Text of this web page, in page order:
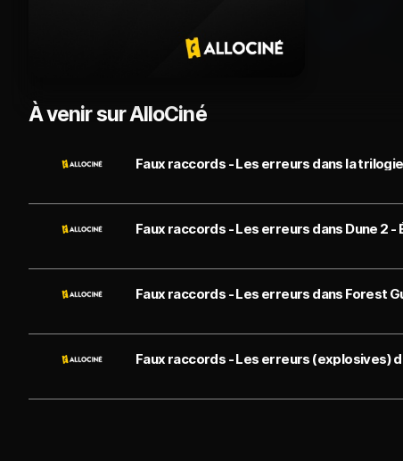
À venir sur AlloCiné
Faux raccords - Les erreurs dans Dune 2 -
Faux raccords - Les erreurs dans Forest